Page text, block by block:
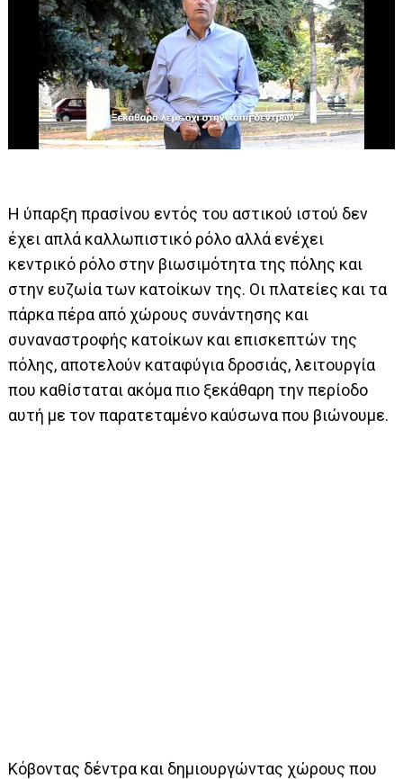
Η ύπαρξη πρασίνου εντός του αστικού ιστού δεν
έχει απλά καλλωπιστικό ρόλο αλλά ενέχει
κεντρικό ρόλο στην βιωσιμότητα της πόλης και
στην ευζωία των κατοίκων της. Οι πλατείες και τα
πάρκα πέρα από χώρους συνάντησης και
συναναστροφής κατοίκων και επισκεπτών της
πόλης, αποτελούν καταφύγια δροσιάς, λειτουργία
που καθίσταται ακόμα πιο ξεκάθαρη την περίοδο
αυτή με τον παρατεταμένο καύσωνα που βιώνουμε.
Κόβοντας δέντρα και δημιουργώντας χώρους που